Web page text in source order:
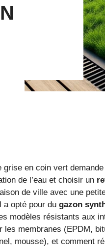
en coin vert
de l’eau et choisir un
de ville avec une
a opté pour du gazon
modèles résistants aux
membranes (EPDM,
mousse), et comment